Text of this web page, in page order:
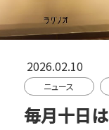
2026.02.10
ニュース
毎月十日は